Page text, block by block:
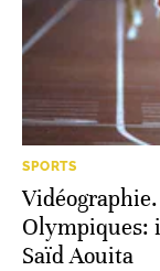
SPORTS
Olympiques:
Saïd Aouita